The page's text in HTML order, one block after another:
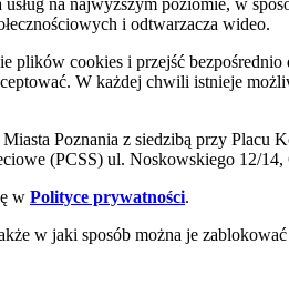
na najwyższym poziomie, w
i odtwarzacza wideo.
plików cookies i przejść bezpośrednio
W każdej chwili istnieje
Poznania z siedzibą przy Placu
(PCSS) ul. Noskowskiego 12/14,
w Polityce prywatności.
w jaki sposób można je